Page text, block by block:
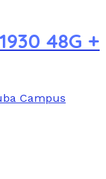
48G +